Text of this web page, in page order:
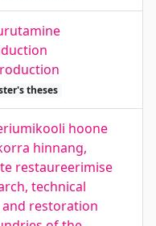
theses
hoone
hinnang,
restaureerimise
technical
restoration